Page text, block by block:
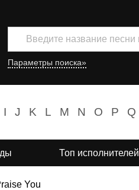
Параметры поиска»
I J K L M N O P Q
Топ исполнителей
You